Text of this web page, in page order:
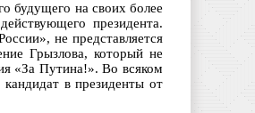
будущего на своих более
президента.
не представляется
Грызлова, который не
«За Путина!». Во всяком
в президенты от